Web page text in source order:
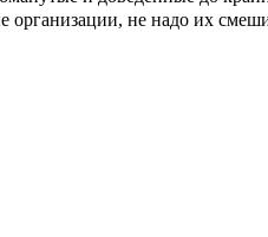
организации, не надо их